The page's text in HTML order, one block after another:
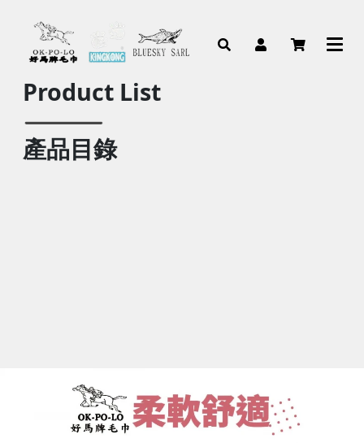
Product List
產品目錄